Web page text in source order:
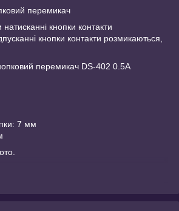
перемикач
кнопки контакти
кнопки контакти розмикаються,
перемикач DS-402 0.5A
7 мм